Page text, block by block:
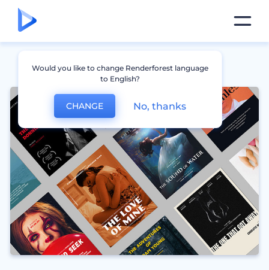
Would you like to change Renderforest language
to English?
CHANGE No, thanks